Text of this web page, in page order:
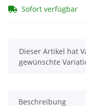
Sofort verfügbar
x
Dieser Artikel hat
gewünschte
Beschreibung